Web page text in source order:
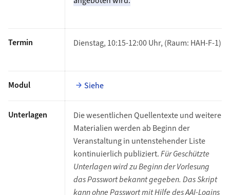
Termin Dienstag, 10:15-12:00 Uhr, (Raum: HAH-F-1)
Modul Siehe
Unterlagen
Die wesentlichen Quellentexte und weitere
Materialien werden ab Beginn der
Veranstaltung in untenstehender Liste
kontinuierlich publiziert.Für Geschützte
Unterlagen wird zu Beginn der Vorlesung
das Passwort bekannt gegeben. Das Skript
kann ohne Passwort mit Hilfe des AAI-Logins